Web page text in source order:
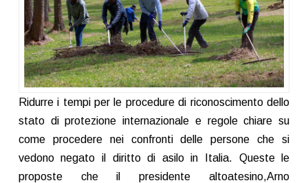
Ridurre i tempi per le procedure di riconoscimento dello
stato di protezione internazionale e regole chiare su
come procedere nei confronti delle persone che si
vedono negato il diritto di asilo in Italia. Queste le
proposte che il presidente altoatesino,Arno